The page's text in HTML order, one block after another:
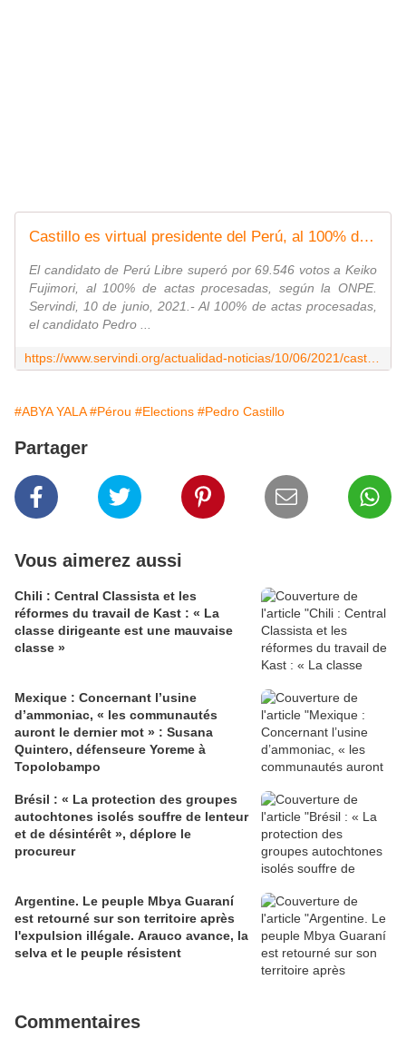
Castillo es virtual presidente del Perú, al 100% de actas procesadas
El candidato de Perú Libre superó por 69.546 votos a Keiko
Fujimori, al 100% de actas procesadas, según la ONPE.
Servindi, 10 de junio, 2021.- Al 100% de actas procesadas,
el candidato Pedro ...
#ABYA YALA #Pérou #Elections #Pedro Castillo
Partager
Vous aimerez aussi
Chili : Central Classista et les
réformes du travail de Kast : « La
classe dirigeante est une mauvaise
classe »
Mexique : Concernant l’usine
d’ammoniac, « les communautés
auront le dernier mot » : Susana
Quintero, défenseure Yoreme à
Topolobampo
Brésil : « La protection des groupes
autochtones isolés souffre de lenteur
et de désintérêt », déplore le
procureur
Argentine. Le peuple Mbya Guaraní
est retourné sur son territoire après
l'expulsion illégale. Arauco avance, la
selva et le peuple résistent
Commentaires